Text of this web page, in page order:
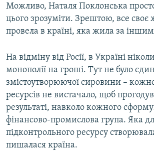
Можливо, Наталя Поклонська
цього зрозуміти. Зрештою, все своє
провела в країні, яка жила за
На відміну від Росії, в Україні
монополії на гроші. Тут не було
змістоутворюючої сировини –
ресурсів не вистачало, щоб
результаті, навколо кожного
фінансово-промислова група. Яка
підконтрольного ресурсу
пишалася країна.